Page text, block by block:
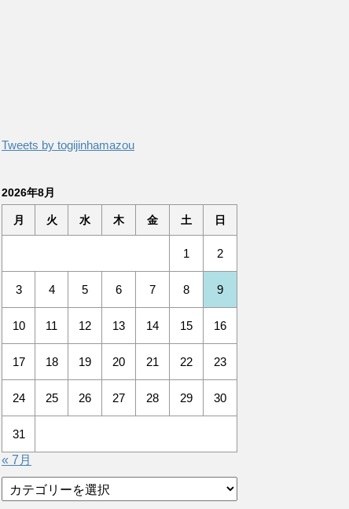
Tweets by togijinhamazou
2026年8月
月 火 水 木 金 土 日
1 2
3 4 5 6 7 8 9
10 11 12 13 14 15 16
17 18 19 20 21 22 23
24 25 26 27 28 29 30
31
« 7月
テ